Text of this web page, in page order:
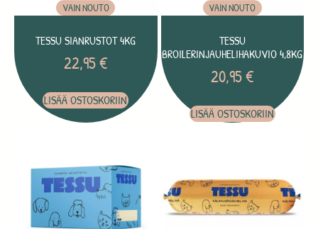
VAIN NOUTO
TESSU SIANRUSTOT 4KG
22,95€
LISÄÄ OSTOSKORIIN
VAIN NOUTO
TESSU
BROILERINJAUHELIHAKUVIO 4,8KG
20,95€
LISÄÄ OSTOSKORIIN